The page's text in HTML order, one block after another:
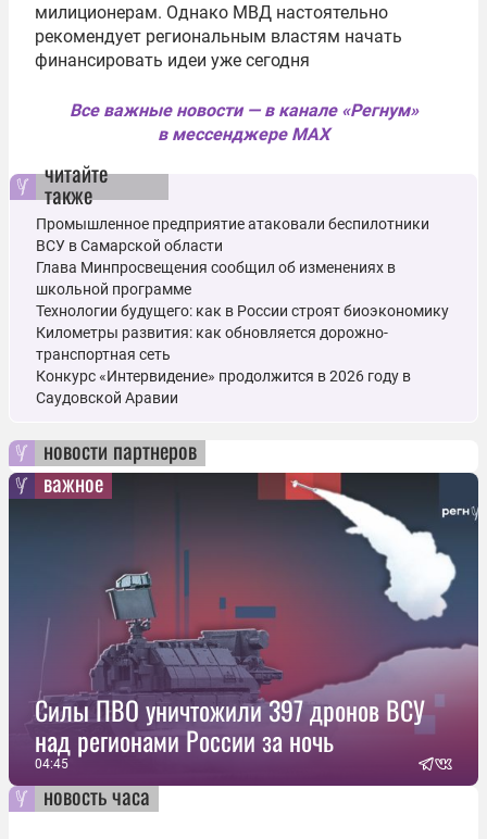
милиционерам. Однако МВД настоятельно
рекомендует региональным властям начать
финансировать идеи уже сегодня
Все важные новости — в канале «Регнум»
в мессенджере MAX
читайте
также
Промышленное предприятие атаковали беспилотники
ВСУ в Самарской области
Глава Минпросвещения сообщил об изменениях в
школьной программе
Технологии будущего: как в России строят биоэкономику
Километры развития: как обновляется дорожно-
транспортная сеть
Конкурс «Интервидение» продолжится в 2026 году в
Саудовской Аравии
новости партнеров
важное
Силы ПВО уничтожили 397 дронов ВСУ
над регионами России за ночь
04:45
новость часа